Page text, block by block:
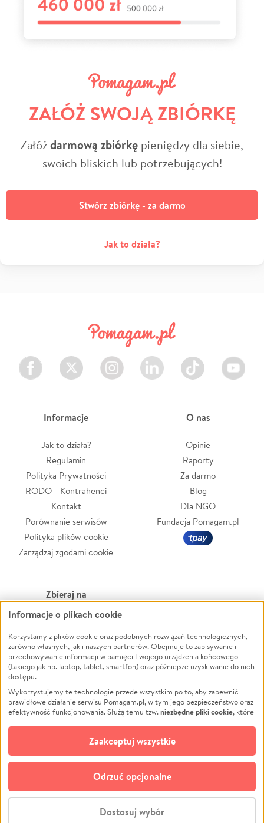
ZAŁÓŻ SWOJĄ ZBIÓRKĘ
Załóżdarmową zbiórkę pieniędzy dla siebie,
swoich bliskich lub potrzebujących!
Stwórz zbiórkę - za darmo
Jak to działa?
Facebook Twitter Instagram LinkedIn TikTok Youtube
Informacje
Jak to działa?
Regulamin
Polityka Prywatności
RODO - Kontrahenci
Kontakt
Porównanie serwisów
Polityka plików cookie
Zarządzaj zgodami cookie
O nas
Opinie
Raporty
Za darmo
Blog
Dla NGO
Fundacja Pomagam.pl
Zbieraj na
Leczenie
Zwierzęta
Pożar
Ukraina
Pomoc Finansowa
Projekty
Pogrzeb
Społeczność lokalna
Kultura
Powódź
Wichura
NGO
Edukacja
Podróż
Impreza
Ochrona środowiska
Biznes
© CROWDING SP. Z O.O.
Informacje o plikach cookie
Korzystamy z plików cookie oraz podobnych rozwiązań technologicznych,
zarówno własnych, jak i naszych partnerów. Obejmuje to zapisywanie i
przechowywanie informacji w pamięci Twojego urządzenia końcowego
(takiego jak np. laptop, tablet, smartfon) oraz późniejsze uzyskiwanie do nich
dostępu.
Wykorzystujemy te technologie przede wszystkim po to, aby zapewnić
prawidłowe działanie serwisu Pomagam.pl, w tym jego bezpieczeństwo oraz
efektywność funkcjonowania. Służą temu tzw.niezbędne pliki cookie, które
opcjonalnych plików cookie
technologii do celów analitycznych i retargetingowych. Możesz wyrazić
zgodę na ich stosowanie lub jej odmówić. W dowolnym momencie masz
możliwość zmiany swoich preferencji na stronie „Zarządzaj zgodami cookie”,
do której link znajdziesz w stopce serwisu Pomagam.pl. Opcjonalne pliki
cookie wykorzystywane są w następujących celach:
działanie serwisu Pomagam.pl. Dzięki nim możemy zrozumieć, jak
Dostosuj wybór
Odrzuć opcjonalne
Zaakceptuj wszystkie